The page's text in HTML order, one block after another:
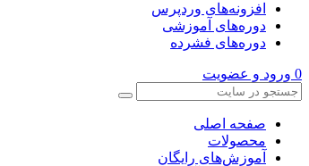
افزونه‌های وردپرس
دوره‌های آموزشی
دوره‌های فشرده
0 ورود و عضویت
صفحه اصلی
محصولات
آموزش‌های رایگان